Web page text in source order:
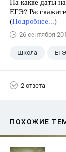
На какие даты
ЕГЭ?
(Подробнее...)
26 сентября
Школа ЕГЭ
2 ответа
ПОХОЖИЕ